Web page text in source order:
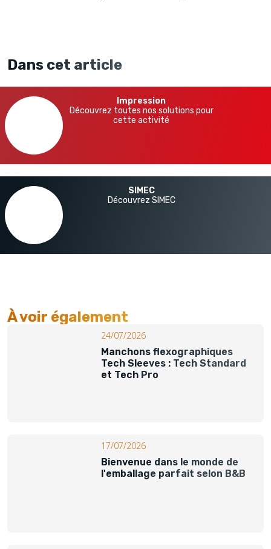
Dans cet article
Impression
Découvrez toutes nos solutions pour
cette activité
SIMEC
Découvrez SIMEC
À voir également​
24/07/2026
Manchons flexographiques
Tech Sleeves : Tech Standard
et Tech Pro
17/07/2026
Bienvenue dans le monde de
l'emballage parfait selon B&B